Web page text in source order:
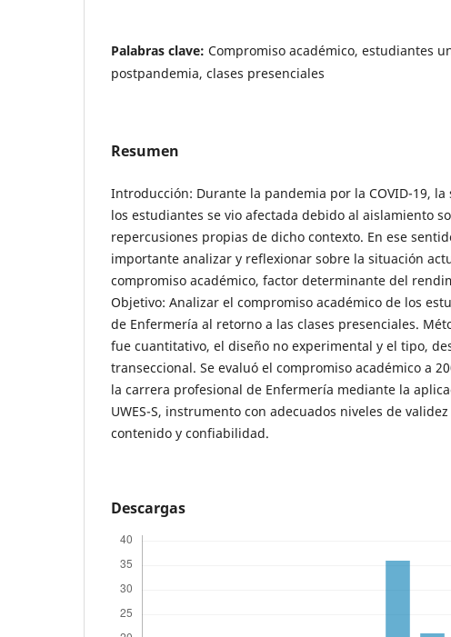
Palabras clave: Compromiso académico, estudiantes
postpandemia, clases presenciales
Resumen
Introducción: Durante la pandemia por la COVID-19,
los estudiantes se vio afectada debido al aislamiento
repercusiones propias de dicho contexto. En ese
importante analizar y reflexionar sobre la situación
compromiso académico, factor determinante del
Objetivo: Analizar el compromiso académico de los
de Enfermería al retorno a las clases presenciales.
fue cuantitativo, el diseño no experimental y el tipo,
transeccional. Se evaluó el compromiso académico a
la carrera profesional de Enfermería mediante la
UWES-S, instrumento con adecuados niveles de
contenido y confiabilidad.
Descargas